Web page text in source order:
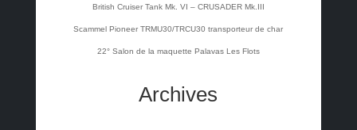
British Cruiser Tank Mk. VI – CRUSADER Mk.III
Scammel Pioneer TRMU30/TRCU30 transporteur de char
22° Salon de la maquette Palavas Les Flots
Archives